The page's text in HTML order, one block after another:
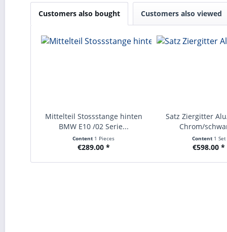
Customers also bought Customers also viewed
Mittelteil Stossstange hinten
BMW E10 /02 Serie...
Content 1 Pieces
€289.00 *
Satz Ziergitter
Chrom/
Content 1 Set
€598.00 *